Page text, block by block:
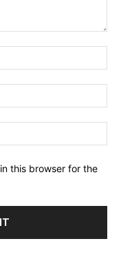
this browser for the